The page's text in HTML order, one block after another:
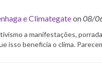
e Climategateon08/
a manifestações,
isso beneficia o clima.